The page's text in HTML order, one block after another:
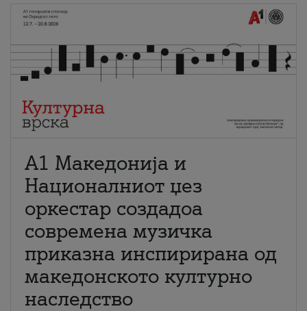
А1 Македонија и
Националниот џез
оркестар создадоа
современа музичка
приказна инспирирана од
македонското културно
наследство